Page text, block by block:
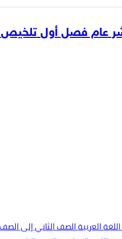
فصل أول تلخيص
العربية الصف الثاني إلى الصف